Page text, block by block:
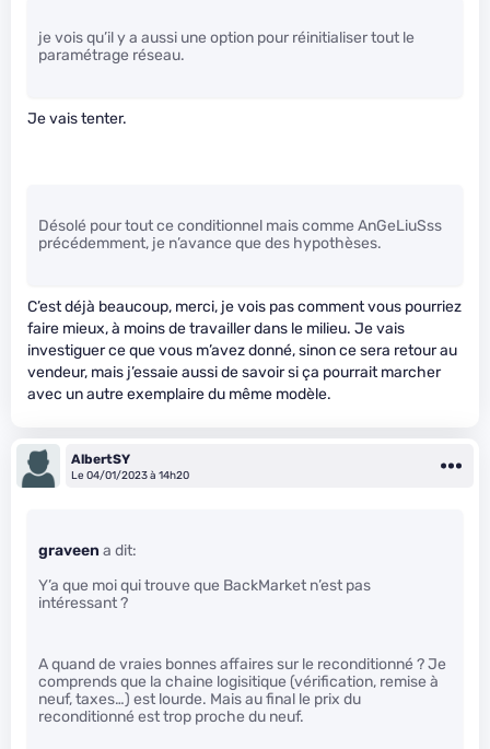
je vois qu’il y a aussi une option pour réinitialiser tout le
paramétrage réseau.
Je vais tenter.
Désolé pour tout ce conditionnel mais comme AnGeLiuSss
précédemment, je n’avance que des hypothèses.
C’est déjà beaucoup, merci, je vois pas comment vous pourriez
faire mieux, à moins de travailler dans le milieu. Je vais
investiguer ce que vous m’avez donné, sinon ce sera retour au
vendeur, mais j’essaie aussi de savoir si ça pourrait marcher
avec un autre exemplaire du même modèle.
AlbertSY
Le 04/01/2023 à 14h20
graveen a dit:
Y’a que moi qui trouve que BackMarket n’est pas
intéressant ?
A quand de vraies bonnes affaires sur le reconditionné ? Je
comprends que la chaine logisitique (vérification, remise à
neuf, taxes…) est lourde. Mais au final le prix du
reconditionné est trop proche du neuf.